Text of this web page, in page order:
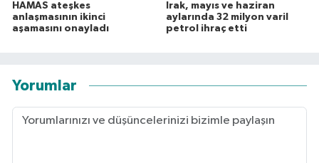
HAMAS ateşkes
anlaşmasının ikinci
aşamasını onayladı
Irak, mayıs ve haziran
aylarında 32 milyon varil
petrol ihraç etti
Yorumlar